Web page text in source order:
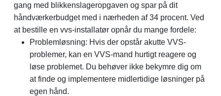
gang med blikkenslageropgaven og spar på dit
håndværkerbudget med i nærheden af 34 procent. Ved
at bestille en vvs-installatør opnår du mange fordele:
Problemløsning: Hvis der opstår akutte VVS-
problemer, kan en VVS-mand hurtigt reagere og
løse problemet. Du behøver ikke bekymre dig om
at finde og implementere midlertidige løsninger på
egen hånd.